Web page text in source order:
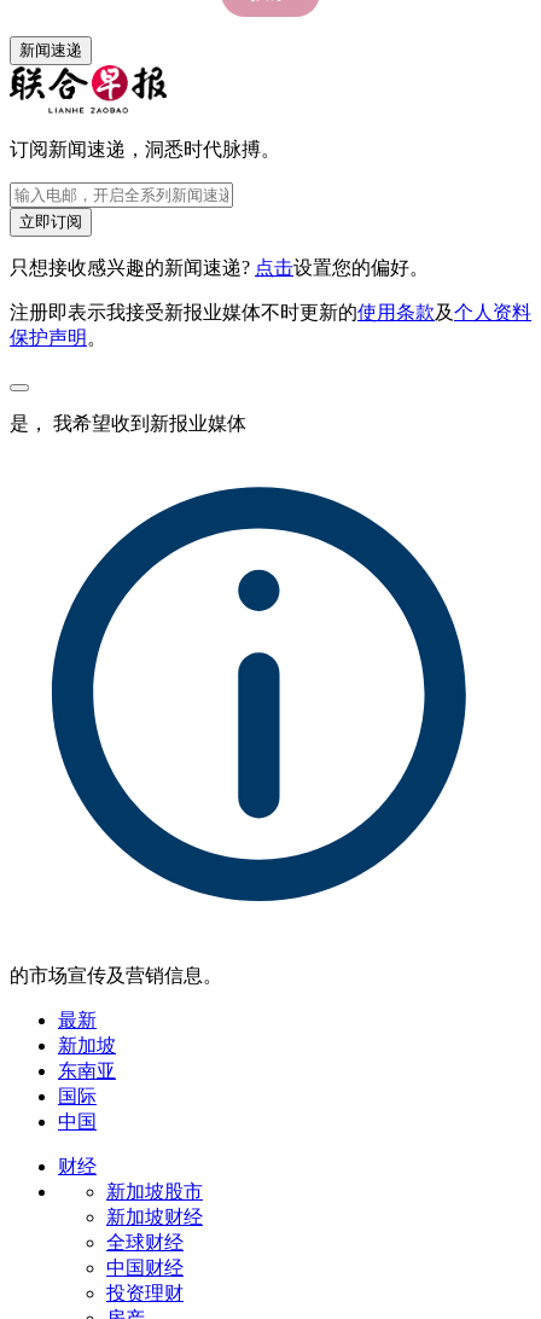
新闻速递
订阅新闻速递，洞悉时代脉搏。
立即订阅
只想接收感兴趣的新闻速递? 点击设置您的偏好。
注册即表示我接受新报业媒体不时更新的使用条款及个人资料
保护声明。
是， 我希望收到新报业媒体
的市场宣传及营销信息。
最新
新加坡
东南亚
国际
中国
财经
新加坡股市
新加坡财经
全球财经
中国财经
投资理财